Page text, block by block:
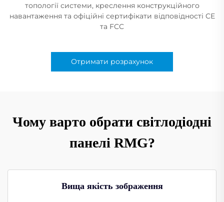
топології системи, креслення конструкційного
навантаження та офіційні сертифікати відповідності CE
та FCC
Отримати розрахунок
Чому варто обрати світлодіодні
панелі RMG?
Вища якість зображення